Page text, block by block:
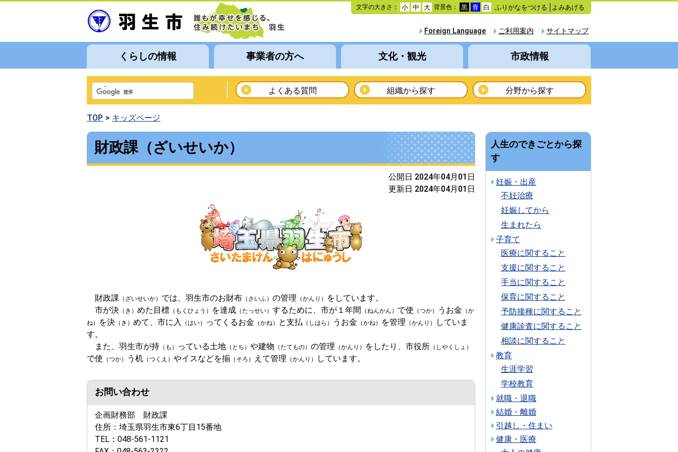
本
文
動
文字の大きさ： 小 中 大 背景色： 黒 青 白 ふりがなをつける よみあげる
サイトマップ
ご利用案内
Foreign Language
くらしの情報 事業者の方へ 文化・観光 市政情報
よくある質問 組織から探す 分野から探す
TOP キッズページ
財政課（ざいせいか）
公開日 2024年04月01日
更新日 2024年04月01日
財政課 （ざいせいか） では、羽生市のお財布 （さいふ） の管理 （かんり）
をしています。
市が決 （き） めた目標 （もくひょう） を達成 （たっせい） するために、市が１年間 （ねんかん） で使 （つか） うお金 （か
ね）
を決 （き） めて、市に入 （はい） ってくるお金 （かね） と支払 （しはら） うお金 （かね） を管理 （かんり）
していま
す。
また、羽生市が持 （も） っている土地 （とち） や建物 （たてもの） の管理 （かんり） をしたり、市役所 （しやくしょ）
で使 （つか） う机 （つくえ） やイスなどを揃 （そろ） えて管理 （かんり） しています。
お問い合わせ
企画財務部 財政課
住所： 埼玉県羽生市東6丁目15番地
TEL： 048-561-1121
人生のできごとから探
す
妊娠・出産
不妊治療
妊娠してから
生まれたら
子育て
医療に関すること
支援に関すること
手当に関すること
保育に関すること
予防接種に関すること
健康診査に関すること
相談に関すること
教育
生涯学習
学校教育
就職・退職
結婚・離婚
引越し・住まい
健康・医療